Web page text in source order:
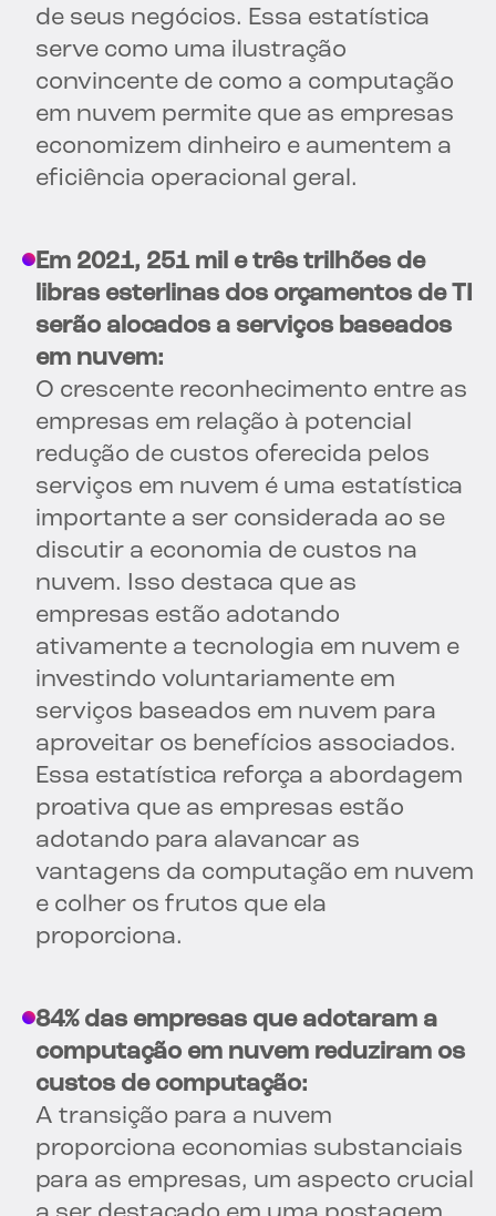
de seus negócios. Essa estatística
serve como uma ilustração
convincente de como a computação
em nuvem permite que as empresas
economizem dinheiro e aumentem a
eficiência operacional geral.
Em 2021, 251 mil e três trilhões de
libras esterlinas dos orçamentos de TI
serão alocados a serviços baseados
em nuvem:
O crescente reconhecimento entre as
empresas em relação à potencial
redução de custos oferecida pelos
serviços em nuvem é uma estatística
importante a ser considerada ao se
discutir a economia de custos na
nuvem. Isso destaca que as
empresas estão adotando
ativamente a tecnologia em nuvem e
investindo voluntariamente em
serviços baseados em nuvem para
aproveitar os benefícios associados.
Essa estatística reforça a abordagem
proativa que as empresas estão
adotando para alavancar as
vantagens da computação em nuvem
e colher os frutos que ela
proporciona.
84% das empresas que adotaram a
computação em nuvem reduziram os
custos de computação:
A transição para a nuvem
proporciona economias substanciais
para as empresas, um aspecto crucial